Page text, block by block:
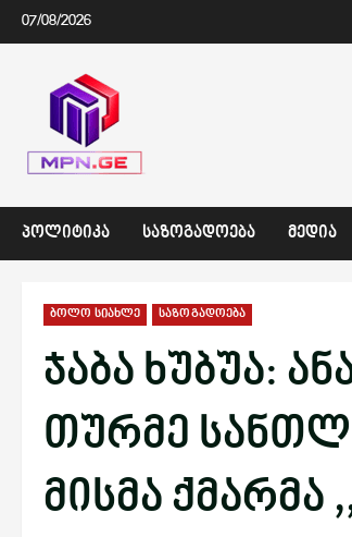
Skip
to
07/08/2026
ᲞᲝᲚᲘᲢᲘᲙᲐ ᲡᲐᲖᲝᲒᲐᲓᲝᲔᲑᲐ ᲛᲔᲓᲘᲐ
ბოლო სიახლე საზოგადოება
ჯაბა ხუბუა:
თურმე
მისმა ქმარმა